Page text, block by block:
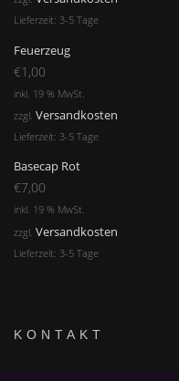
Lieferzeit: 3-5 Tage
Feuerzeug
€1,00
inkl. 19 % MwSt.
zzgl. Versandkosten
Lieferzeit: 3-5 Tage
Basecap Rot
€7,00
inkl. 19 % MwSt.
zzgl. Versandkosten
Lieferzeit: 3-5 Tage
KONTAKT